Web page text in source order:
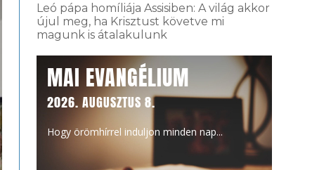
Leó pápa homíliája Assisiben: A világ akkor
újul meg, ha Krisztust követve mi
magunk is átalakulunk
MAI EVANGÉLIUM
2026. AUGUSZTUS 8.
Hogy örömhírrel induljon minden nap...